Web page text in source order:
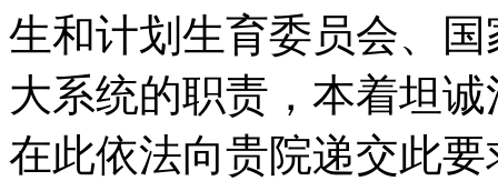
生和计划生育委员会、
大系统的职责，本着坦
在此依法向贵院递交此要